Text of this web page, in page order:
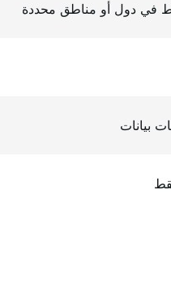
في دول أو مناطق محددة
بيانات